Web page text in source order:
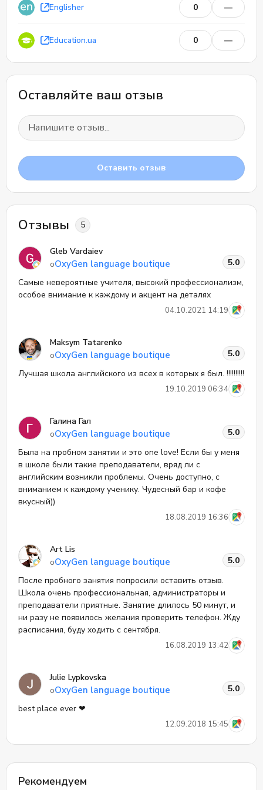
0 Отзывы
Englisher 0 —
Education.ua 0 —
Оставляйте ваш отзыв
Оставить отзыв
Отзывы 5
Gleb Vardaiev
оOxyGen language boutique
04.10.2021 14:19
5.0
Самые невероятные учителя, высокий профессионализм,
особое внимание к каждому и акцент на деталях
Maksym Tatarenko
оOxyGen language boutique
19.10.2019 06:34
5.0
Лучшая школа английского из всех в которых я был. !!!!!!!!!!
Галина Гал
оOxyGen language boutique
18.08.2019 16:36
5.0
Была на пробном занятии и это one love! Если бы у меня
в школе были такие преподаватели, вряд ли с
английским возникли проблемы. Очень доступно, с
вниманием к каждому ученику. Чудесный бар и кофе
вкусный))
Art Lis
оOxyGen language boutique
16.08.2019 13:42
5.0
После пробного занятия попросили оставить отзыв.
Школа очень профессиональная, администраторы и
преподаватели приятные. Занятие длилось 50 минут, и
ни разу не появилось желания проверить телефон. Жду
расписания, буду ходить с сентября.
Julie Lypkovska
оOxyGen language boutique
12.09.2018 15:45
5.0
best place ever ❤
Рекомендуем